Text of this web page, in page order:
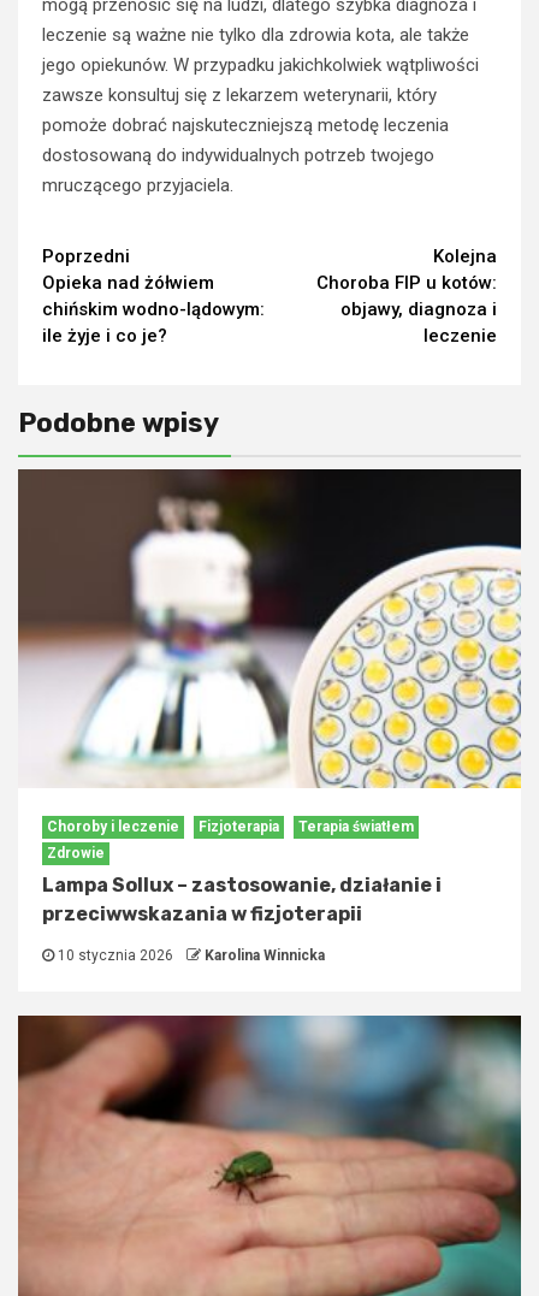
mogą przenosić się na ludzi, dlatego szybka diagnoza i
leczenie są ważne nie tylko dla zdrowia kota, ale także
jego opiekunów. W przypadku jakichkolwiek wątpliwości
zawsze konsultuj się z lekarzem weterynarii, który
pomoże dobrać najskuteczniejszą metodę leczenia
dostosowaną do indywidualnych potrzeb twojego
mruczącego przyjaciela.
Continue
Reading
Poprzedni
Opieka nad żółwiem
chińskim wodno-lądowym:
ile żyje i co je?
Kolejna
Choroba FIP u kotów:
objawy, diagnoza i
leczenie
Podobne wpisy
Choroby i leczenie Fizjoterapia
Terapia światłem
Zdrowie
Lampa Sollux – zastosowanie, działanie i
przeciwwskazania w fizjoterapii
10 stycznia 2026 Karolina Winnicka